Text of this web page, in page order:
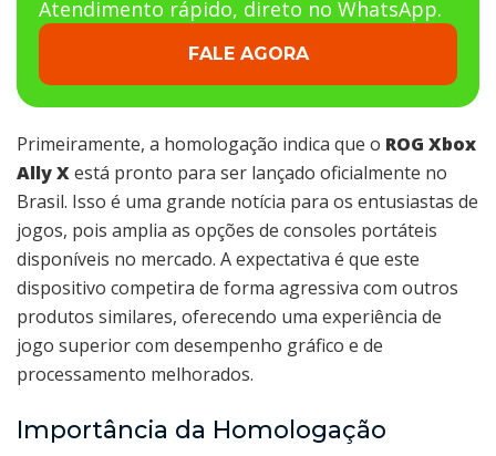
Atendimento rápido, direto no WhatsApp.
FALE AGORA
Primeiramente, a homologação indica que o ROG Xbox
Ally Xestá pronto para ser lançado oficialmente no
Brasil. Isso é uma grande notícia para os entusiastas de
jogos, pois amplia as opções de consoles portáteis
disponíveis no mercado. A expectativa é que este
dispositivo competira de forma agressiva com outros
produtos similares, oferecendo uma experiência de
jogo superior com desempenho gráfico e de
processamento melhorados.
Importância da Homologação